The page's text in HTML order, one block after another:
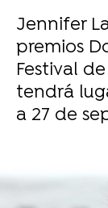
Jennifer
premios
Festival
tendrá
a 27 de
Jennifer